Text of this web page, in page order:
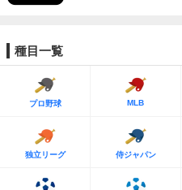
種目一覧
プロ野球 MLB
独立リーグ 侍ジャパン